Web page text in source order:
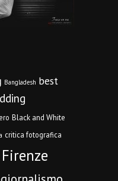
Bangladesh best
Black and White
critica fotografica
Firenze